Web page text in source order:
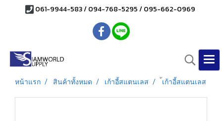
061-9944-583 / 094-768-5295 / 095-662-0969
หน้าแรก สินค้าทั้งหมด เก้าอี้สแตนเลส ้เก้าอี้สแตนเลส